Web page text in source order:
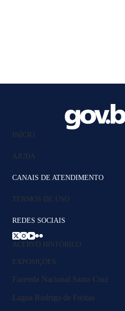
INÍCIO
AJUDA
CANAIS DE ATENDIMENTO
TERMOS DE USO
REDES SOCIAIS
ACERVO HISTÓRICO
EXPOSIÇÕES
Fazenda Nacional Santa Cruz
Lagoa Rodrigo de Freitas